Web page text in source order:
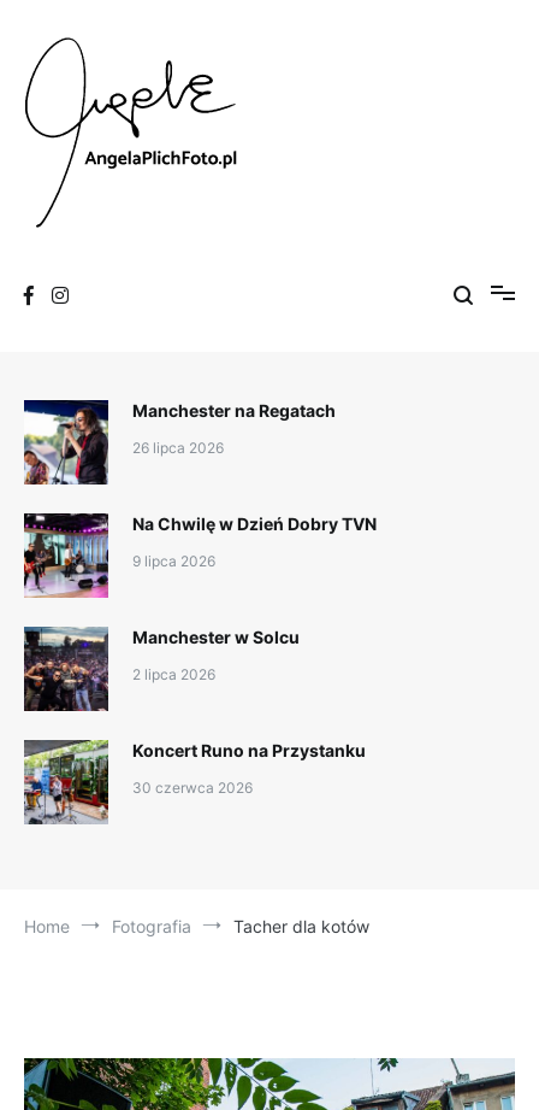
content
Manchester na Regatach
26 lipca 2026
Na Chwilę w Dzień Dobry TVN
9 lipca 2026
Manchester w Solcu
2 lipca 2026
Koncert Runo na Przystanku
30 czerwca 2026
Home Fotografia Tacher dla kotów